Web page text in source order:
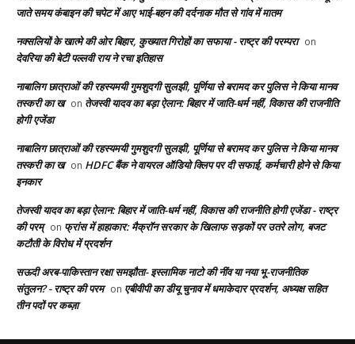
जाते समय कंबाइन की चपेट में आए भाई-बहन की दर्दनाक मौत से गांव में मातम
नक्सलियों के खात्मे की ओर बिहार, कुख्यात गिरोहों का सफाया - राष्ट्र की परम्परा on
देवरिया की बेटी पल्लवी राय ने रचा इतिहास
नाबालिग छात्राओं की रहस्यमयी गुमशुदगी सुलझी, पूर्णिया से बरामद कर पुलिस ने किया मानव
तस्करी का ख on तेजस्वी यादव का बड़ा ऐलान: बिहार में जाति-धर्म नहीं, विकास की राजनीति
होगी एजेंडा
नाबालिग छात्राओं की रहस्यमयी गुमशुदगी सुलझी, पूर्णिया से बरामद कर पुलिस ने किया मानव
तस्करी का ख on HDFC बैंक ने वायरल ऑडियो क्लिप पर दी सफाई, कर्मचारी होने से किया
इनकार
तेजस्वी यादव का बड़ा ऐलान: बिहार में जाति-धर्म नहीं, विकास की राजनीति होगी एजेंडा - राष्ट्र
की परम् on फ्रांस में हाहाकार: मैक्रॉन सरकार के खिलाफ सड़कों पर उतरे लोग, बजट
कटौती के विरोध में प्रदर्शन
सऊदी अरब-पाकिस्तान रक्षा समझौता- इस्लामिक नाटो की नींव या नया भू-राजनीतिक
संतुलन? - राष्ट्र की परम on एबीवीपी का डीयू चुनाव में धमाकेदार प्रदर्शन, अध्यक्ष सहित
तीन पदों पर कब्ज़ा